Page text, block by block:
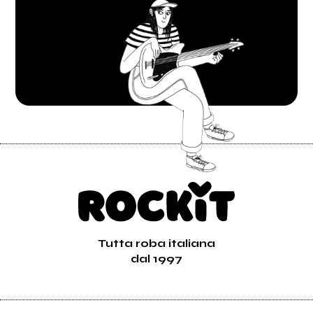
Tutta roba italiana
dal 1997